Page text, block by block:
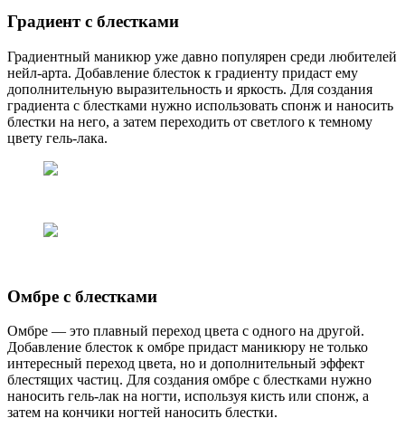
Градиент с блестками
Градиентный маникюр уже давно популярен среди любителей
нейл-арта. Добавление блесток к градиенту придаст ему
дополнительную выразительность и яркость. Для создания
градиента с блестками нужно использовать спонж и наносить
блестки на него, а затем переходить от светлого к темному
цвету гель-лака.
Омбре с блестками
Омбре — это плавный переход цвета с одного на другой.
Добавление блесток к омбре придаст маникюру не только
интересный переход цвета, но и дополнительный эффект
блестящих частиц. Для создания омбре с блестками нужно
наносить гель-лак на ногти, используя кисть или спонж, а
затем на кончики ногтей наносить блестки.